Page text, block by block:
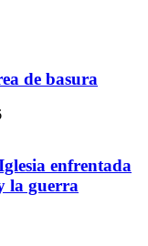
de basura
enfrentada
la guerra